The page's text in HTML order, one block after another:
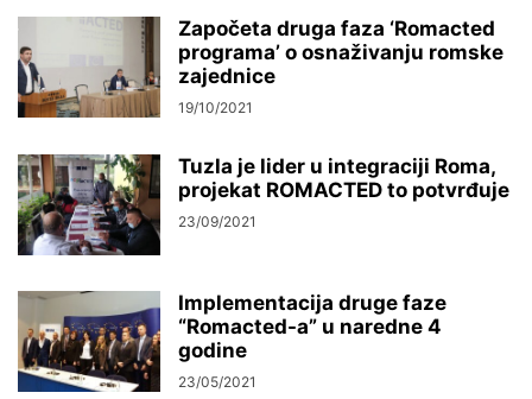
Započeta druga faza ‘Romacted
programa’ o osnaživanju romske
zajednice
19/10/2021
Tuzla je lider u integraciji Roma,
projekat ROMACTED to potvrđuje
23/09/2021
Implementacija druge faze
“Romacted-a” u naredne 4
godine
23/05/2021